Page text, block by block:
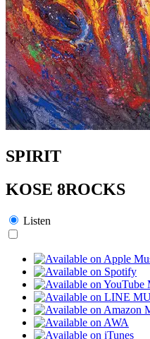
SPIRIT
KOSE 8ROCKS
Listen